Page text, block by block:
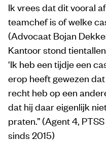
Ik vrees dat dit vooral
teamchef is of welke
(Advocaat Bojan
Kantoor stond
‘Ik heb een tijdje een
erop heeft gewezen
recht heb op een
dat hij daar eigenlijk
praten.” (Agent 4,
sinds 2015)